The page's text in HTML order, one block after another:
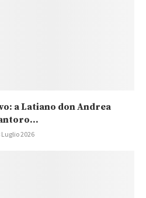
a Latiano don Andrea
Luglio 2026